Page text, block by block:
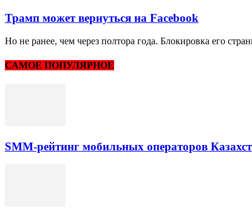
Трамп может вернуться на Facebook
Но не ранее, чем через полтора года. Блокировка его
САМОЕ ПОПУЛЯРНОЕ
SMM-рейтинг мобильных операторов